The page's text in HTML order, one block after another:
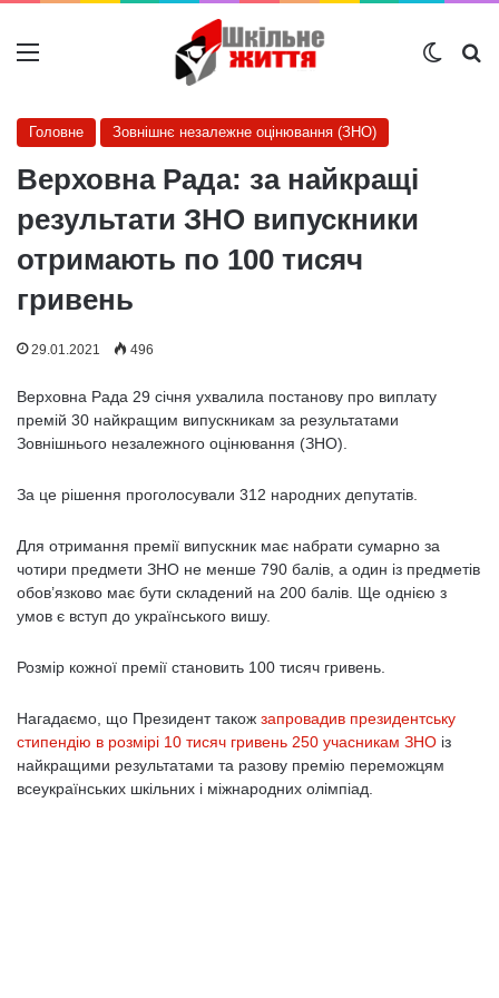
Меню
Головне Зовнішнє незалежне оцінювання (ЗНО)
Верховна Рада: за найкращі
результати ЗНО випускники
отримають по 100 тисяч
гривень
29.01.2021 496
Верховна Рада 29 січня ухвалила постанову про виплату
премій 30 найкращим випускникам за результатами
Зовнішнього незалежного оцінювання (ЗНО).
За це рішення проголосували 312 народних депутатів.
Для отримання премії випускник має набрати сумарно за
чотири предмети ЗНО не менше 790 балів, а один із предметів
обов’язково має бути складений на 200 балів. Ще однією з
умов є вступ до українського вишу.
Розмір кожної премії становить 100 тисяч гривень.
Нагадаємо, що Президент також запровадив президентську
стипендію в розмірі 10 тисяч гривень 250 учасникам ЗНО із
найкращими результатами та разову премію переможцям
всеукраїнських шкільних і міжнародних олімпіад.